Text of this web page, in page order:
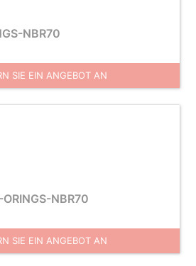
NBR70
SIE EIN ANGEBOT AN
NBR70
SIE EIN ANGEBOT AN